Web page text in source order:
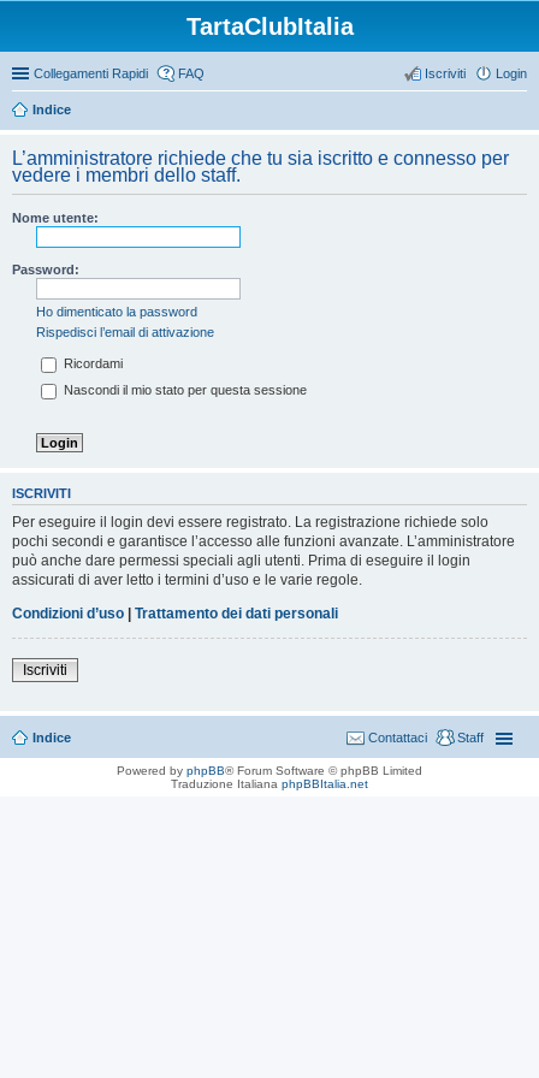
TartaClubItalia
Collegamenti Rapidi FAQ Login
Iscriviti
Indice
L’amministratore richiede che tu sia iscritto e connesso per
vedere i membri dello staff.
Nome utente:
Password:
Ho dimenticato la password
Rispedisci l’email di attivazione
Ricordami
Nascondi il mio stato per questa sessione
ISCRIVITI
Per eseguire il login devi essere registrato. La registrazione richiede solo
pochi secondi e garantisce l’accesso alle funzioni avanzate. L’amministratore
può anche dare permessi speciali agli utenti. Prima di eseguire il login
assicurati di aver letto i termini d’uso e le varie regole.
Condizioni d’uso | Trattamento dei dati personali
Iscriviti
Indice Staff
Contattaci
Powered by phpBB® Forum Software © phpBB Limited
Traduzione Italiana phpBBItalia.net